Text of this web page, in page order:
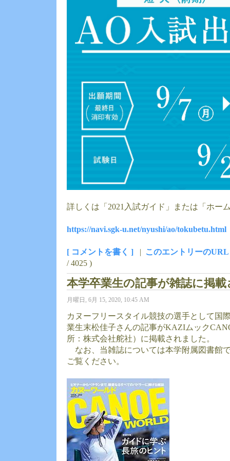
詳しくは「2021入試ガイド」または「ホー
https://navi.sgk-u.net/nyushi/ao/tokubetu.html
[ コメントを書く ] | このエントリーのURL
/ 4025 )
本学卒業生の記事が雑誌に掲
月曜日, 6月 15, 2020, 10:45 AM
カヌーフリースタイル競技の選手として国
業生末松佳子さんの記事がKAZIムック
所：株式会社舵社）に掲載されました。
なお、当雑誌については本学附属図書館
ご覧ください。